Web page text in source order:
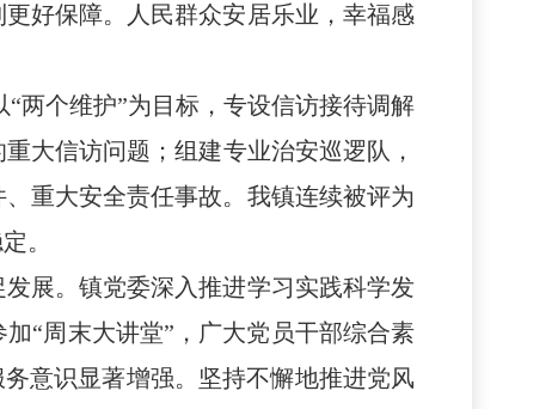
好保障。人民群众安居乐业，幸福感
两个维护”为目标，专设信访接待调解
大信访问题；组建专业治安巡逻队，
重大安全责任事故。我镇连续被评为
。
展。镇党委深入推进学习实践科学发
“周末大讲堂”， 广大党员干部综合素
务意识显著增强。 坚持不懈地推进党风